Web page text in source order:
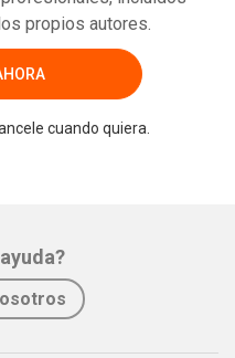
propios autores.
cuando quiera.